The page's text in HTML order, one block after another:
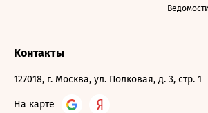
Контакты
127018, г. Москва, ул. Полковая, д. 3, стр. 1
На карте